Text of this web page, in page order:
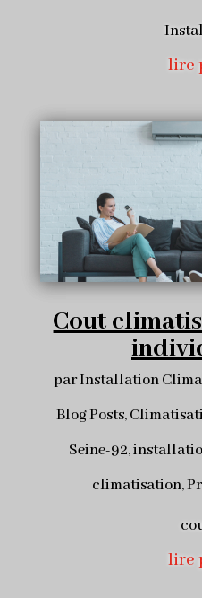
lire
Cout
parInstallation
Blog Posts,
Seine-92,
climatisation,
lire